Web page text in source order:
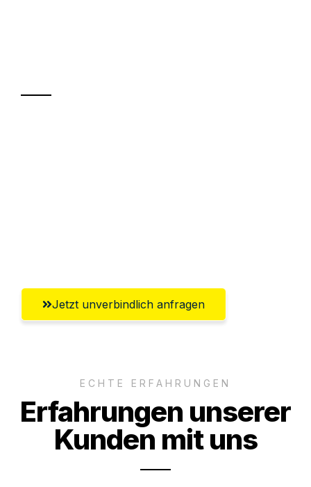
Jetzt unverbindlich anfragen
ECHTE ERFAHRUNGEN
Erfahrungen unserer
Kunden mit uns